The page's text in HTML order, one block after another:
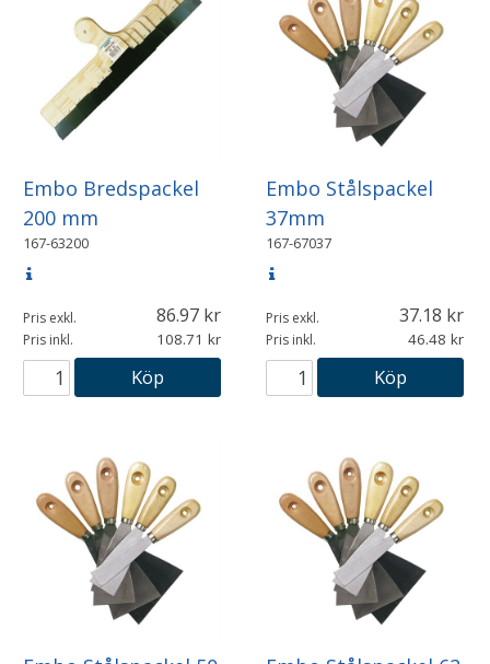
Embo Bredspackel
200 mm
167-63200
Pris exkl. 86.97
Pris inkl. 108.71
Köp
Embo Stålspackel
37mm
167-67037
Pris exkl. 37.18
Pris inkl. 46.48
Köp